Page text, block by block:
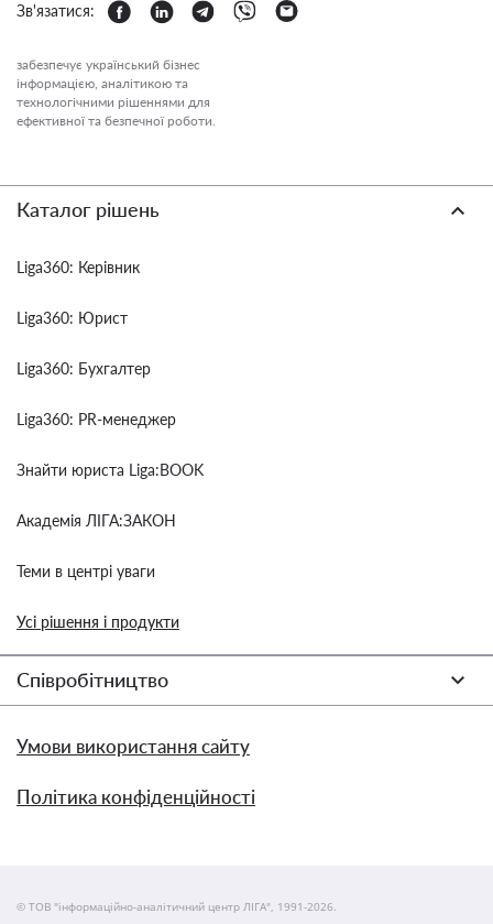
Зв'язатися:
забезпечує український бізнес
інформацією, аналітикою та
технологічними рішеннями для
ефективної та безпечної роботи.
Каталог рішень
Liga360: Керівник
Liga360: Юрист
Liga360: Бухгалтер
Liga360: PR-менеджер
Знайти юриста Liga:BOOK
Академія ЛІГА:ЗАКОН
Теми в центрі уваги
Усі рішення і продукти
Співробітництво
Умови використання сайту
Політика конфіденційності
© ТОВ "інформаційно-аналітичний центр ЛІГА", 1991-2026.